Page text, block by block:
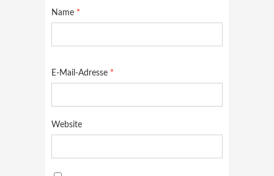
Name *
E-Mail-Adresse *
Website